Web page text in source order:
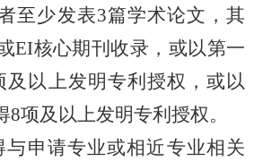
至少发表3篇学术论文，其
EI核心期刊收录，或以第一
及以上发明专利授权 ， 或以
8项及以上发明专利授权。
与申请专业或相近专业相关